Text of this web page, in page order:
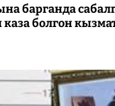
барганда
болгон